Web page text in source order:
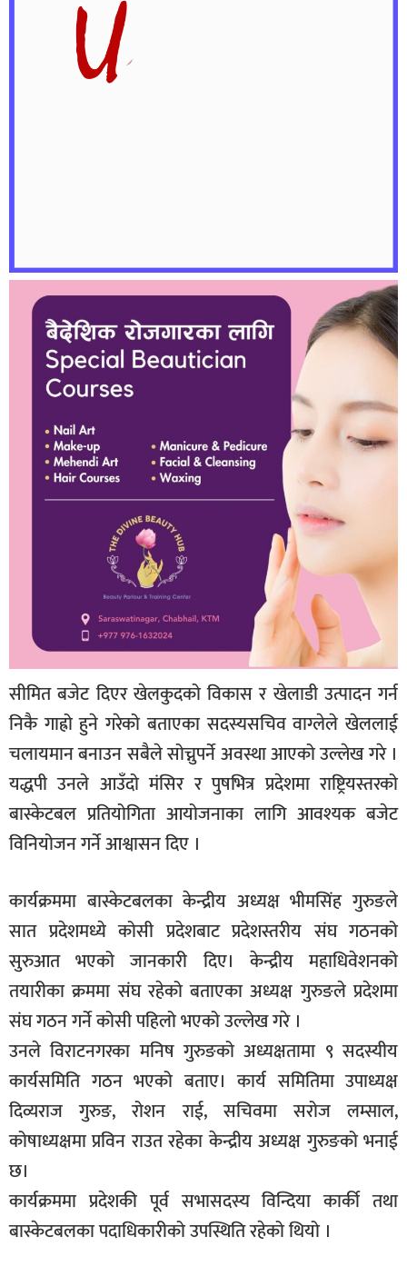
सीमित बजेट दिएर खेलकुदको विकास र खेलाडी उत्पादन गर्न
निकै गाह्रो हुने गरेको बताएका सदस्यसचिव वाग्लेले खेललाई
चलायमान बनाउन सबैले सोच्नुपर्ने अवस्था आएको उल्लेख गरे ।
यद्धपी उनले आउँदो मंसिर र पुषभित्र प्रदेशमा राष्ट्रियस्तरको
बास्केटबल प्रतियोगिता आयोजनाका लागि आवश्यक बजेट
विनियोजन गर्ने आश्वासन दिए ।
कार्यक्रममा बास्केटबलका केन्द्रीय अध्यक्ष भीमसिंह गुरुङले
सात प्रदेशमध्ये कोसी प्रदेशबाट प्रदेशस्तरीय संघ गठनको
सुरुआत भएको जानकारी दिए। केन्द्रीय महाधिवेशनको
तयारीका क्रममा संघ रहेको बताएका अध्यक्ष गुरुङले प्रदेशमा
संघ गठन गर्ने कोसी पहिलो भएको उल्लेख गरे ।
उनले विराटनगरका मनिष गुरुङको अध्यक्षतामा ९ सदस्यीय
कार्यसमिति गठन भएको बताए। कार्य समितिमा उपाध्यक्ष
दिव्यराज गुरुङ, रोशन राई, सचिवमा सरोज लम्साल,
कोषाध्यक्षमा प्रविन राउत रहेका केन्द्रीय अध्यक्ष गुरुङको भनाई
छ।
कार्यक्रममा प्रदेशकी पूर्व सभासदस्य विन्दिया कार्की तथा
बास्केटबलका पदाधिकारीको उपस्थिति रहेको थियो ।